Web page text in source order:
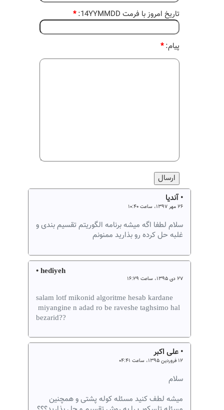
تاریخ امروز با فرمت 14YYMMDD: *
پیام:*
• آندیا
سلام لطفا اگه میشه برنامه الگوریتم تقسیم بندی و
غلبه حل کرده رو بذارید ممنونم
• hediyeh
salam lotf mikonid algoritme hesab kardane
miyangine n adad ro be raveshe taghsimo hal
bezarid??
• علی اکبر
سلام
میشه لطف کنید مسئله کوله پشتی و همچنین